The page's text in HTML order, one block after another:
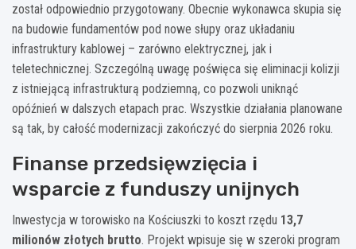
został odpowiednio przygotowany. Obecnie wykonawca skupia się
na budowie fundamentów pod nowe słupy oraz układaniu
infrastruktury kablowej – zarówno elektrycznej, jak i
teletechnicznej. Szczególną uwagę poświęca się eliminacji kolizji
z istniejącą infrastrukturą podziemną, co pozwoli uniknąć
opóźnień w dalszych etapach prac. Wszystkie działania planowane
są tak, by całość modernizacji zakończyć do sierpnia 2026 roku.
Finanse przedsięwzięcia i
wsparcie z funduszy unijnych
Inwestycja w torowisko na Kościuszki to koszt rzędu 13,7
milionów złotych brutto. Projekt wpisuje się w szeroki program